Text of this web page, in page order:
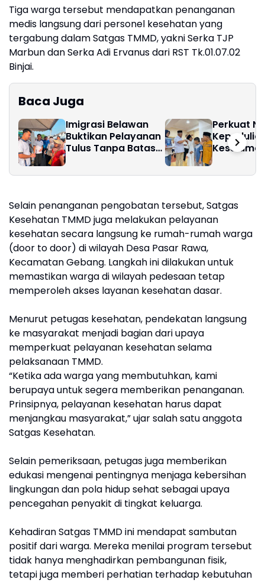
Tiga warga tersebut mendapatkan penanganan
medis langsung dari personel kesehatan yang
tergabung dalam Satgas TMMD, yakni Serka TJP
Marbun dan Serka Adi Ervanus dari RST Tk.01.07.02
Binjai.
Baca Juga
Imigrasi Belawan
Buktikan Pelayanan
Tulus Tanpa Batas
Perkuat
Gelar
Yatim
Selain penanganan pengobatan tersebut, Satgas
Kesehatan TMMD juga melakukan pelayanan
kesehatan secara langsung ke rumah-rumah warga
(door to door) di wilayah Desa Pasar Rawa,
Kecamatan Gebang. Langkah ini dilakukan untuk
memastikan warga di wilayah pedesaan tetap
memperoleh akses layanan kesehatan dasar.
Menurut petugas kesehatan, pendekatan langsung
ke masyarakat menjadi bagian dari upaya
memperkuat pelayanan kesehatan selama
pelaksanaan TMMD.
“Ketika ada warga yang membutuhkan, kami
berupaya untuk segera memberikan penanganan.
Prinsipnya, pelayanan kesehatan harus dapat
menjangkau masyarakat,” ujar salah satu anggota
Satgas Kesehatan.
Selain pemeriksaan, petugas juga memberikan
edukasi mengenai pentingnya menjaga kebersihan
lingkungan dan pola hidup sehat sebagai upaya
pencegahan penyakit di tingkat keluarga.
Kehadiran Satgas TMMD ini mendapat sambutan
positif dari warga. Mereka menilai program tersebut
tidak hanya menghadirkan pembangunan fisik,
tetapi juga memberi perhatian terhadap kebutuhan